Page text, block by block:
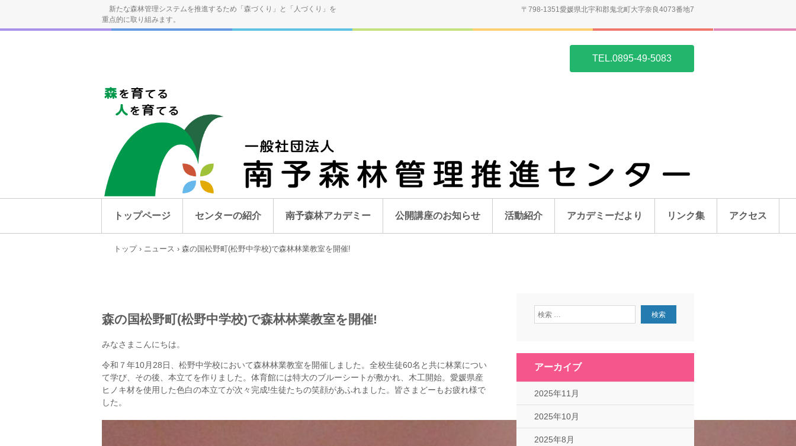
新たな森林管理システムを推進するため「森づくり」と「人づくり」を
重点的に取り組みます。
TEL.0895-49-5083
〒798-1351愛媛県北宇和郡鬼北町大字奈良4073番地7
トップページ センターの紹介 南予森林アカデミー 公開講座のお知らせ 活動紹介 アカデミーだより リンク集 アクセス
トップ › ニュース › 森の国松野町(松野中学校)で森林林業教室を開催!
森の国松野町(松野中学校)で森林林業教室を開催!
みなさまこんにちは。
令和７年10月28日、松野中学校において森林林業教室を開催しました。全校生徒60名と共に林業につい
て学び、その後、本立てを作りました。体育館には特大のブルーシートが敷かれ、木工開始。愛媛県産
ヒノキ材を使用した色白の本立てが次々完成!生徒たちの笑顔があふれました。皆さまどーもお疲れ様で
した。
アーカイブ
2025年11月
2025年10月
2025年8月